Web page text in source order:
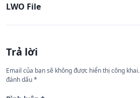
u
h
ớ
n
g
LWO File
Trả lời
Email của bạn sẽ không được hiển thị công khai.
đánh dấu*